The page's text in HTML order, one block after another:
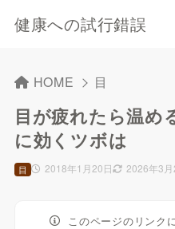
健康への試行錯誤
HOME 目
目が疲れたら温め
に効くツボは
2018年1月20日 2026年3月
目
このページのリンク